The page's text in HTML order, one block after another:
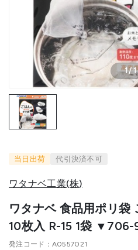
1/1
当日出荷 代引決済不可
ワタナベ工業(株)
ワタナベ 食品用ポリ袋
10枚入 R-15 1袋
発注コード A0557021